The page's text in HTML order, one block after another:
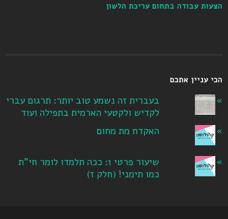
הצעות עבודה בתחום עריכת הלשון
הכי עניין אתכם
בעברית זה נשמע טוב יותר: תרגום עברי
לקדיש ולקטעי הארמית בתפילה ועוד
האקדח מת מחום
שיעור פרטי 1: ככה תלמדו לומר חי"ת
כמו תימני! ‏(חלק ז‏)